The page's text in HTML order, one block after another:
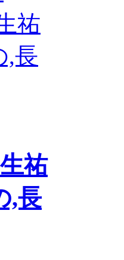
祐
,長